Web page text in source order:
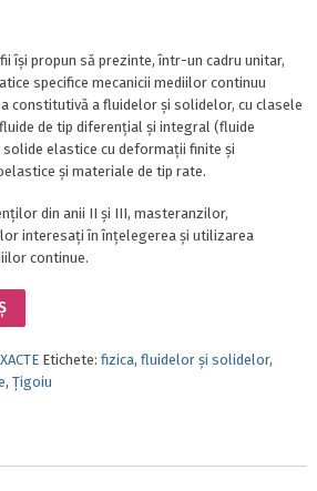
își propun să prezinte, într-un cadru unitar,
specifice mecanicii mediilor continuu
constitutivă a fluidelor și solidelor, cu clasele
de tip diferențial și integral (fluide
elastice cu deformații finite și
și materiale de tip rate.
din anii II și III, masteranzilor,
interesați în înțelegerea și utilizarea
continue.
Etichete: fizica, fluidelor și solidelor,
, Ţigoiu